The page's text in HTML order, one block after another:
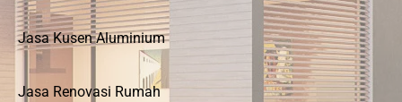
Jasa Kusen Aluminium
Jasa Renovasi Rumah